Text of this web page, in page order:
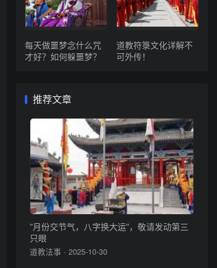
每天做噩梦念什么咒
才好？如何躲噩梦？
道教符箓文化详解不
可外传！
推荐文章
“月份交节气，八字换大运”，敬请发动第三
只眼
道教法事 · 2025-10-30